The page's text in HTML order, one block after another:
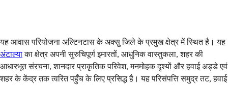
यह आवास परियोजना अल्टिनटास के अक्सु जिले के प्रमुख क्षेत्र में स्थित है। यह
अंटाल्याका क्षेत्र अपनी सुरुचिपूर्ण इमारतों, आधुनिक वास्तुकला, शहर की
आधारभूत संरचना, शानदार प्राकृतिक परिवेश, मनमोहक दृश्यों और हवाई अड्डे एवं
शहर के केंद्र तक त्वरित पहुँच के लिए प्रसिद्ध है। यह परिसंपत्ति समुद्र तट, हवाई